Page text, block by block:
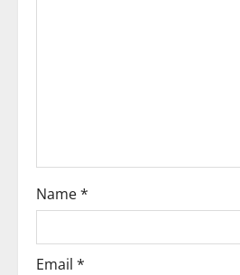
i
o
n
Name*
Email *